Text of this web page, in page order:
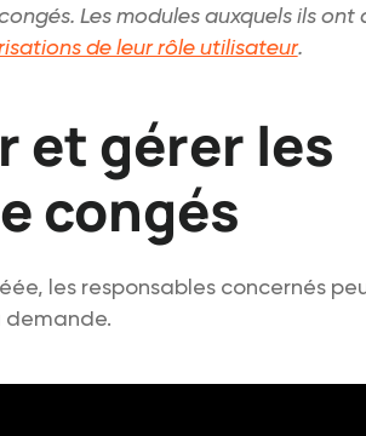
Les modules auxquels ils ont
de leur rôle utilisateur.
et gérer les
congés
les responsables concernés
demande.